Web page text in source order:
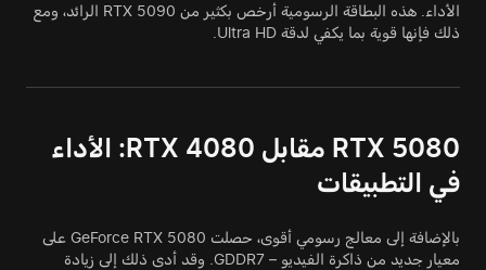
الأداء. هذه البطاقة الرسومية أرخص بكثير من RTX 5090 الرائد، ومع
ذلك فإنها قوية بما يكفي لدقة Ultra HD.
RTX 5080 مقابل RTX 4080: الأداء
في التطبيقات
بالإضافة إلى معالج رسومي أقوى، حصلت GeForce RTX 5080 على
معيار جديد من ذاكرة الفيديو – GDDR7. وقد أدى ذلك إلى زيادة